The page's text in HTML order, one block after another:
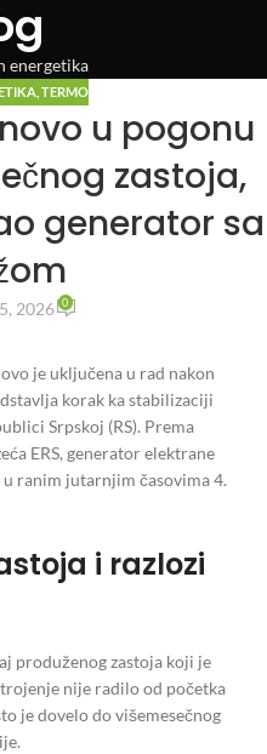
energetika
, TERMO
u pogonu
zastoja,
generator sa
2026 0
je uključena u rad nakon
korak ka stabilizaciji
Srpskoj (RS). Prema
ERS, generator elektrane
ranim jutarnjim časovima 4.
i razlozi
produženog zastoja koji je
nije radilo od početka
je dovelo do višemesečnog